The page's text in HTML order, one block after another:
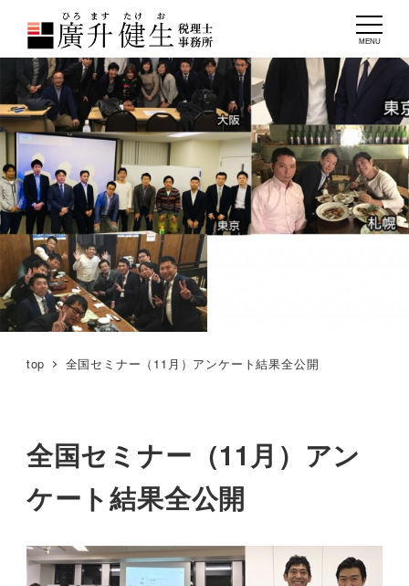
MENU
top 全国セミナー（11月）アンケート結果全公開
全国セミナー（11月）アン
ケート結果全公開